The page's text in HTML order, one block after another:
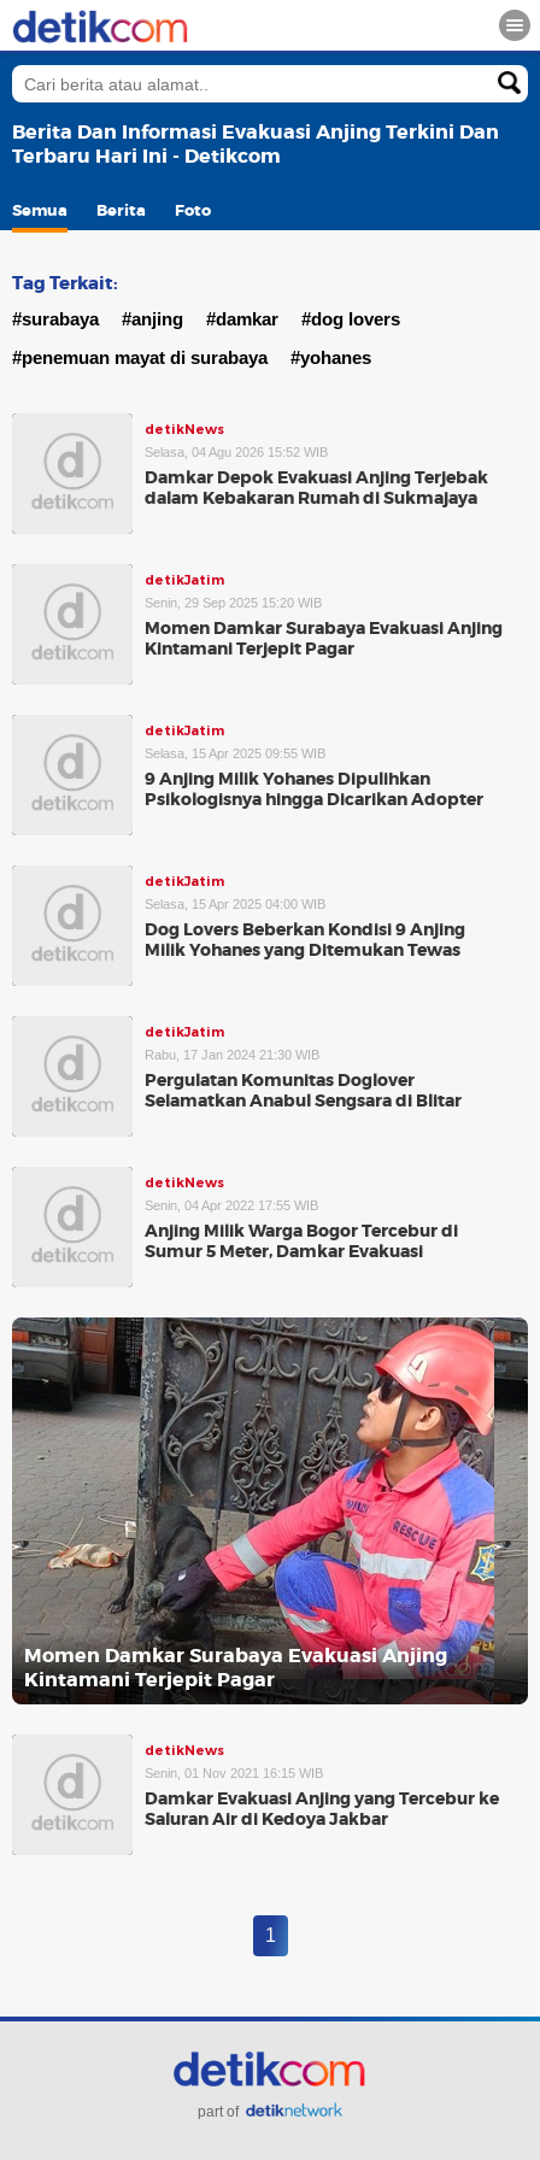
Berita Dan Informasi Evakuasi Anjing Terkini Dan
Terbaru Hari Ini - Detikcom
Semua Berita Foto
Tag Terkait:
#surabaya #anjing #damkar
#dog lovers
#penemuan mayat di surabaya
#yohanes
detikNews
Selasa, 04 Agu 2026 15:52 WIB
Damkar Depok Evakuasi Anjing Terjebak
dalam Kebakaran Rumah di Sukmajaya
detikJatim
Senin, 29 Sep 2025 15:20 WIB
Momen Damkar Surabaya Evakuasi Anjing
Kintamani Terjepit Pagar
detikJatim
Selasa, 15 Apr 2025 09:55 WIB
9 Anjing Milik Yohanes Dipulihkan
Psikologisnya hingga Dicarikan Adopter
detikJatim
Selasa, 15 Apr 2025 04:00 WIB
Dog Lovers Beberkan Kondisi 9 Anjing
Milik Yohanes yang Ditemukan Tewas
detikJatim
Rabu, 17 Jan 2024 21:30 WIB
Pergulatan Komunitas Doglover
Selamatkan Anabul Sengsara di Blitar
detikNews
Senin, 04 Apr 2022 17:55 WIB
Anjing Milik Warga Bogor Tercebur di
Sumur 5 Meter, Damkar Evakuasi
Momen Damkar Surabaya Evakuasi Anjing
Kintamani Terjepit Pagar
detikNews
Senin, 01 Nov 2021 16:15 WIB
Damkar Evakuasi Anjing yang Tercebur ke
Saluran Air di Kedoya Jakbar
1
part of